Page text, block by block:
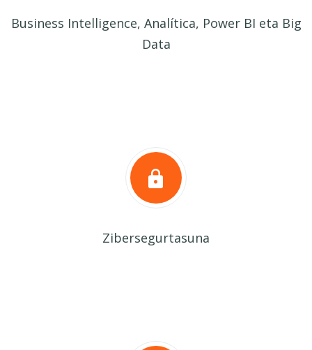
Business Intelligence, Analítica, Power BI eta Big
Data
Zibersegurtasuna